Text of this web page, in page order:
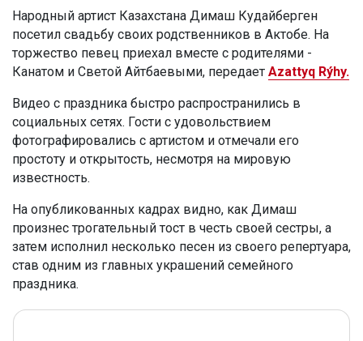
Народный артист Казахстана Димаш Кудайберген
посетил свадьбу своих родственников в Актобе. На
торжество певец приехал вместе с родителями -
Канатом и Светой Айтбаевыми, передает Azattyq Rýhy.
Видео с праздника быстро распространились в
социальных сетях. Гости с удовольствием
фотографировались с артистом и отмечали его
простоту и открытость, несмотря на мировую
известность.
На опубликованных кадрах видно, как Димаш
произнес трогательный тост в честь своей сестры, а
затем исполнил несколько песен из своего репертуара,
став одним из главных украшений семейного
праздника.